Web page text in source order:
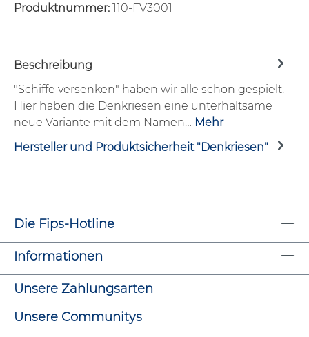
Produktnummer: 110-FV3001
Beschreibung
"Schiffe versenken" haben wir alle schon gespielt.
Hier haben die Denkriesen eine unterhaltsame
neue Variante mit dem Namen… Mehr
Hersteller und Produktsicherheit "Denkriesen"
Die Fips-Hotline
Informationen
Unsere Zahlungsarten
Unsere Communitys